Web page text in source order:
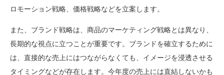
ロモーション戦略、価格戦略などを立案します。
また、ブランド戦略は、商品のマーケティング戦略とは異なり、
長期的な視点に立つことが重要です。ブランドを確立するために
は、直接的な売上にはつながらなくても、イメージを浸透させる
タイミングなどが存在します。今年度の売上には直結しないかも